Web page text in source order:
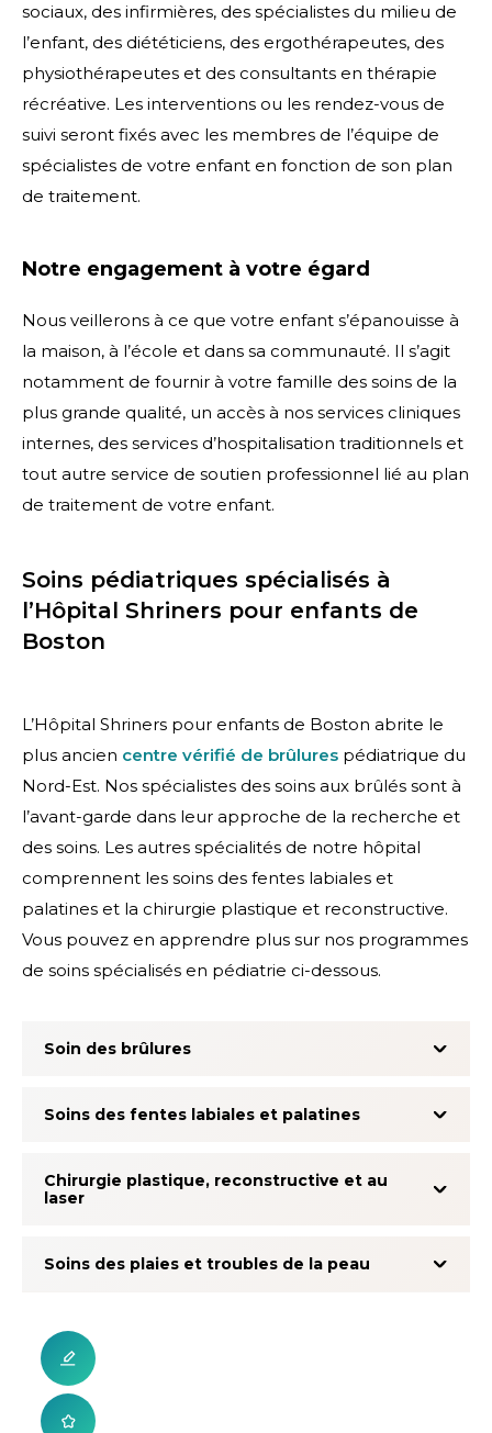
sociaux, des infirmières, des spécialistes du milieu de
l’enfant, des diététiciens, des ergothérapeutes, des
physiothérapeutes et des consultants en thérapie
récréative. Les interventions ou les rendez-vous de
suivi seront fixés avec les membres de l’équipe de
spécialistes de votre enfant en fonction de son plan
de traitement.
Notre engagement à votre égard
Nous veillerons à ce que votre enfant s’épanouisse à
la maison, à l’école et dans sa communauté. Il s’agit
notamment de fournir à votre famille des soins de la
plus grande qualité, un accès à nos services cliniques
internes, des services d’hospitalisation traditionnels et
tout autre service de soutien professionnel lié au plan
de traitement de votre enfant.
Soins pédiatriques spécialisés à
l’Hôpital Shriners pour enfants de
Boston
L’Hôpital Shriners pour enfants de Boston abrite le
plus ancien centre vérifié de brûlures pédiatrique du
Nord-Est. Nos spécialistes des soins aux brûlés sont à
l’avant-garde dans leur approche de la recherche et
des soins. Les autres spécialités de notre hôpital
comprennent les soins des fentes labiales et
palatines et la chirurgie plastique et reconstructive.
Vous pouvez en apprendre plus sur nos programmes
de soins spécialisés en pédiatrie ci-dessous.
Soin des brûlures
Soins des fentes labiales et palatines
Chirurgie plastique, reconstructive et au
laser
Soins des plaies et troubles de la peau